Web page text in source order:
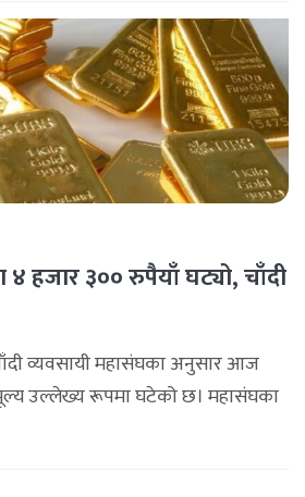
हजार ३०० रुपैयाँ घट्यो, चाँदी
व्यवसायी महासंघका अनुसार आज
उल्लेख्य रूपमा घटेको छ। महासंघका
आज प्रतितोला दुई लाख ८४ हजार